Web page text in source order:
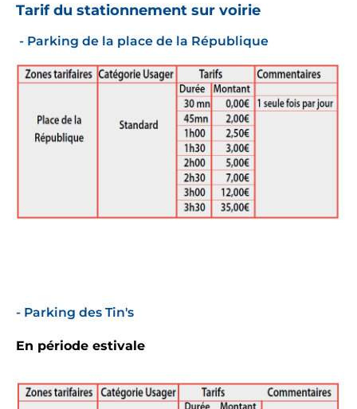
Tarif du stationnement sur voirie
- Parking de la place de la République
- Parking des Tin's
En période estivale